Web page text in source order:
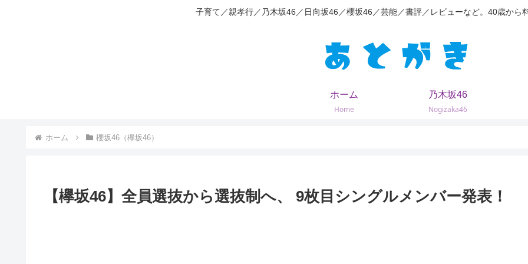
子育て／親孝行／乃木坂46／日向坂46／櫻坂46／芸能／書評／レビューなど。40歳から
ホーム
Home
乃木坂46
Nogizaka46
ホーム 櫻坂46（欅坂46）
【欅坂46】全員選抜から選抜制へ、 9枚目シングルメンバー発表！